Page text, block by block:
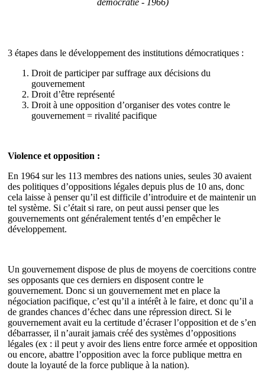
3 étapes dans le développement des institutions démocratiques :
Droit de participer par suffrage aux décisions du
gouvernement
Droit d’être représenté
Droit à une opposition d’organiser des votes contre le
gouvernement = rivalité pacifique
Violence et opposition :
En 1964 sur les 113 membres des nations unies, seules 30 avaient
des politiques d’oppositions légales depuis plus de 10 ans, donc
cela laisse à penser qu’il est difficile d’introduire et de maintenir un
tel système. Si c’était si rare, on peut aussi penser que les
gouvernements ont généralement tentés d’en empêcher le
développement.
Un gouvernement dispose de plus de moyens de coercitions contre
ses opposants que ces derniers en disposent contre le
gouvernement. Donc si un gouvernement met en place la
négociation pacifique, c’est qu’il a intérêt à le faire, et donc qu’il a
de grandes chances d’échec dans une répression direct. Si le
gouvernement avait eu la certitude d’écraser l’opposition et de s’en
débarrasser, il n’aurait jamais créé des systèmes d’oppositions
légales (ex : il peut y avoir des liens entre force armée et opposition
ou encore, abattre l’opposition avec la force publique mettra en
doute la loyauté de la force publique à la nation).